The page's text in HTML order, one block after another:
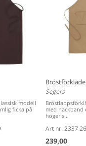
modell
ficka på
Segers
med nackband
höger s...
Art nr. 2337
239,00